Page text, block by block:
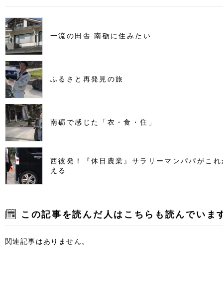
一流の田舎 南砺に住みたい
ふるさと再発見の旅
南砺で感じた「衣・食・住」
西彼発！『休日農業』サラリーマンパパがこ
える
この記事を読んだ人はこちらも読んでいま
関連記事はありません。